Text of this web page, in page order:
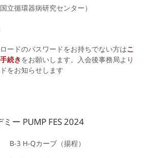
循環器病研究センター）
ードのパスワードをお持ちでない方はこ
続きをお願いします。入会後事務局より
をお知らせします
ー PUMP FES 2024
B-3 H-Qカーブ（揚程）